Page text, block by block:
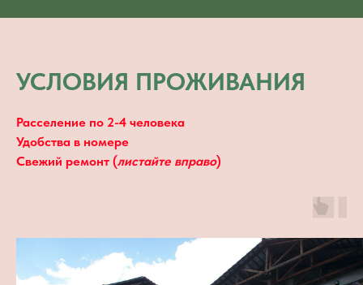
УСЛОВИЯ ПРОЖИВАНИЯ
Расселение по 2-4 человека
Удобства в номере
Свежий ремонт (листайте вправо)